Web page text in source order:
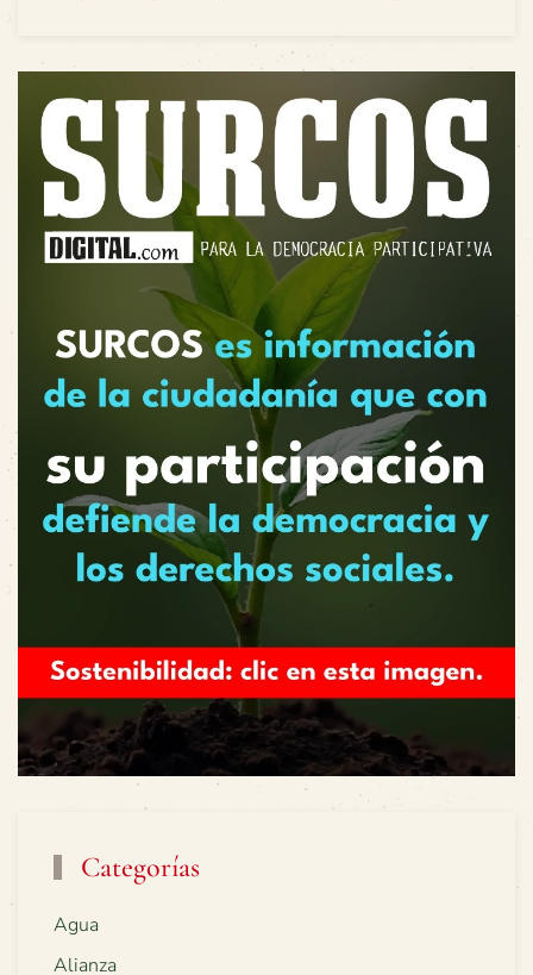
Categorías
Agua
Alianza